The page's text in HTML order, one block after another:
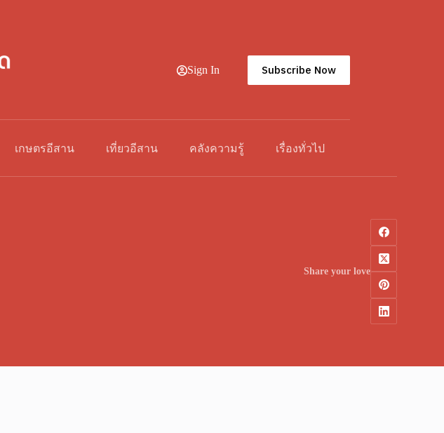
Sign In Subscribe Now
เกษตรอีสาน เที่ยวอีสาน คลังความรู้ เรื่องทั่วไป
Share your love